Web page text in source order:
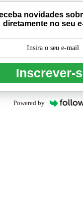
novidades
diretamente no seu
Inscrever-
Powered by